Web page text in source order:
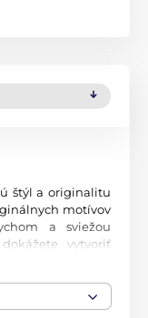
štýl a originalitu
motívov
a sviežou
vytvoriť